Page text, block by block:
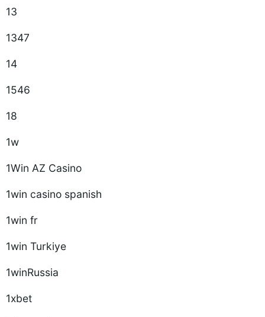
13
1347
14
1546
18
1w
1Win AZ Casino
1win casino spanish
1win fr
1win Turkiye
1winRussia
1xbet